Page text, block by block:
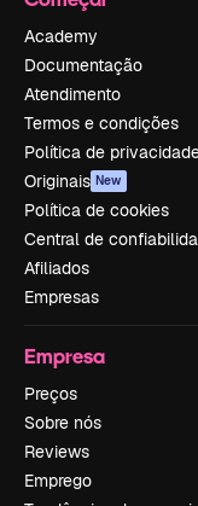
Academy
Documentação
Atendimento
Termos e condições
Política de
Originais New
Política de cookies
Central de
Afiliados
Empresas
Empresa
Preços
Sobre nós
Reviews
Emprego